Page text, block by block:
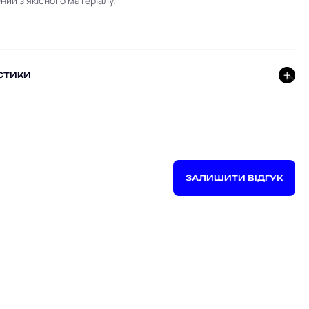
ЗАЛИШИТИ ВІДГУК